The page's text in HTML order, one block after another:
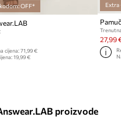
OFF*
cijena:71,99 €
19,99 €
Extra
27,99
proizvode